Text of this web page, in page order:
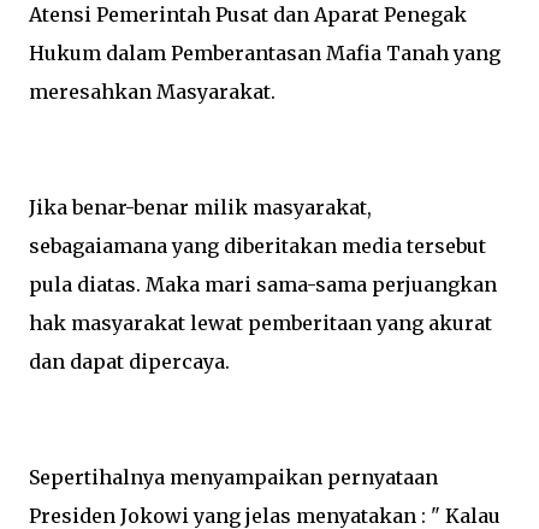
Atensi Pemerintah Pusat dan Aparat Penegak
Hukum dalam Pemberantasan Mafia Tanah yang
meresahkan Masyarakat.
Jika benar-benar milik masyarakat,
sebagaiamana yang diberitakan media tersebut
pula diatas. Maka mari sama-sama perjuangkan
hak masyarakat lewat pemberitaan yang akurat
dan dapat dipercaya.
Sepertihalnya menyampaikan pernyataan
Presiden Jokowi yang jelas menyatakan : " Kalau